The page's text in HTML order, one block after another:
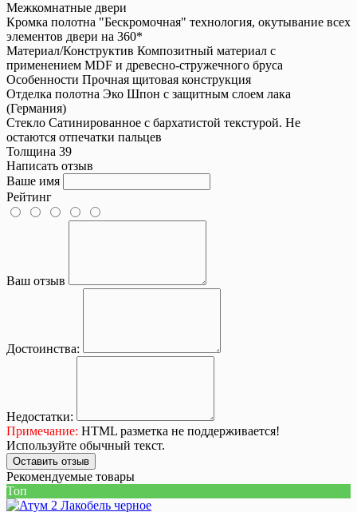
Межкомнатные двери
Кромка полотна "Бескромочная" технология, окутывание всех
элементов двери на 360*
Материал/Конструктив Композитный материал с
применением MDF и древесно-стружечного бруса
Особенности Прочная щитовая конструкция
Отделка полотна Эко Шпон с защитным слоем лака
(Германия)
Стекло Сатинированное с бархатистой текстурой. Не
остаются отпечатки пальцев
Толщина 39
Написать отзыв
Ваше имя
Рейтинг
Ваш отзыв
Достоинства:
Недостатки:
Примечание: HTML разметка не поддерживается!
Используйте обычный текст.
Оставить отзыв
Рекомендуемые товары
Топ